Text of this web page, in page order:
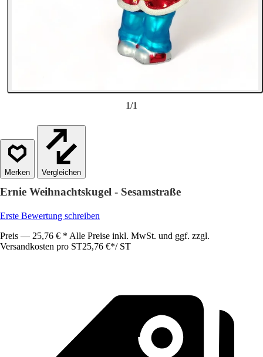
1/1
Vergleichen
Ernie Weihnachtskugel - Sesamstraße
Erste Bewertung schreiben
Preis — 25,76 € * Alle Preise inkl. MwSt. und ggf. zzgl.
Versandkosten pro ST25,76 €*/ ST